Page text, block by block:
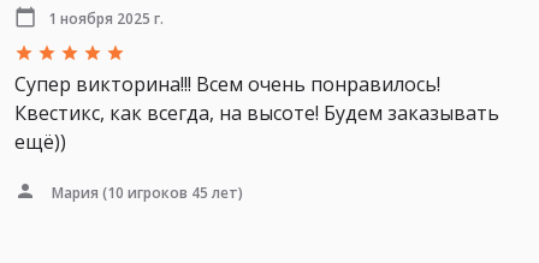
1 ноября 2025 г.
Супер викторина!!! Всем очень понравилось!
Квестикс, как всегда, на высоте! Будем заказывать
ещё))
Мария (10 игроков 45 лет)